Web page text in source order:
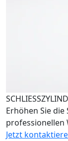
Erhöhen Sie
professionellen
Jetzt